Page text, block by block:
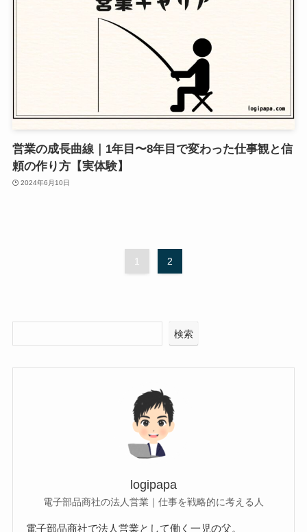
営業の成長曲線｜1年目〜8年目で変わった仕事観と信
頼の作り方【実体験】
2024年6月10日
1 2
検索
logipapa
電子部品商社の法人営業｜仕事を戦略的に考える人
電子部品商社で法人営業として働く一児の父。